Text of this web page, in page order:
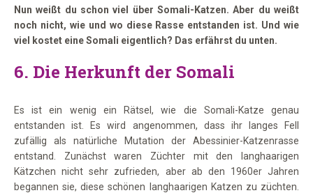
Nun weißt du schon viel über Somali-Katzen. Aber du weißt
noch nicht, wie und wo diese Rasse entstanden ist. Und wie
viel kostet eine Somali eigentlich? Das erfährst du unten.
6. Die Herkunft der Somali
Es ist ein wenig ein Rätsel, wie die Somali-Katze genau
entstanden ist. Es wird angenommen, dass ihr langes Fell
zufällig als natürliche Mutation der Abessinier-Katzenrasse
entstand. Zunächst waren Züchter mit den langhaarigen
Kätzchen nicht sehr zufrieden, aber ab den 1960er Jahren
begannen sie, diese schönen langhaarigen Katzen zu züchten.